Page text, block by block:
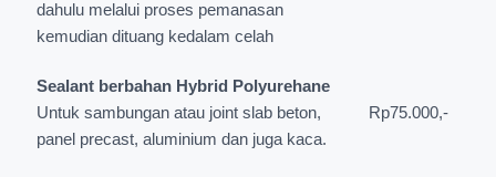
dahulu melalui proses pemanasan
kemudian dituang kedalam celah
Sealant berbahan Hybrid Polyurehane
Untuk sambungan atau joint slab beton,
panel precast, aluminium dan juga kaca.
Rp75.000,-